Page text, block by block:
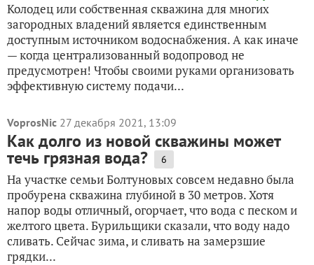
Колодец или собственная скважина для многих
загородных владений является единственным
доступным источником водоснабжения. А как иначе
— когда централизованный водопровод не
предусмотрен! Чтобы своими руками организовать
эффективную систему подачи...
VoprosNic 27 декабря 2021, 13:09
Как долго из новой скважины может
течь грязная вода? 6
На участке семьи Болтуновых совсем недавно была
пробурена скважина глубиной в 30 метров. Хотя
напор воды отличный, огорчает, что вода с песком и
желтого цвета. Бурильщики сказали, что воду надо
сливать. Сейчас зима, и сливать на замерзшие
грядки...